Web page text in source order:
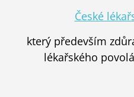
České
který především
lékařského